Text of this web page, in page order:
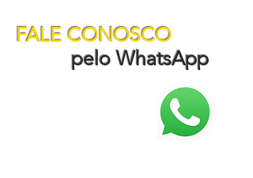
FALE CONOSCO
pelo WhatsApp